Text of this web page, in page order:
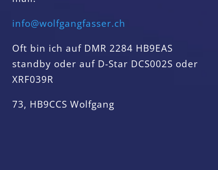
info@wolfgangfasser.ch
Oft bin ich auf DMR 2284 HB9EAS
standby oder auf D-Star DCS002S oder
XRF039R
73, HB9CCS Wolfgang